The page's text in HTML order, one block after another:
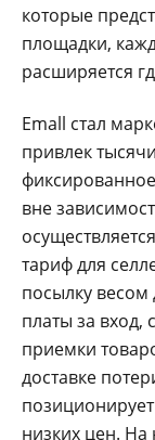
которые
площадки,
расширяется
Emall стал
привлек
вне
тариф для
посылку весом
платы за вход,
приемки
доставке
низких цен.